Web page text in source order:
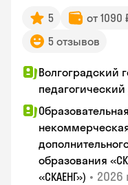
5 от 1090
5 отзывов
Волгоградский
образования
«СКАЕНГ») • 2026